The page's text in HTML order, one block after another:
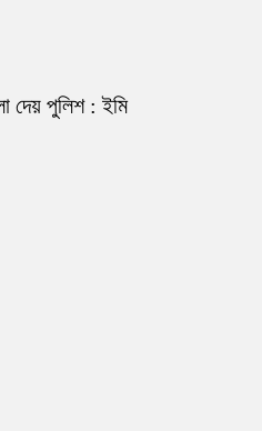
দেয় পুলিশ : ইমি